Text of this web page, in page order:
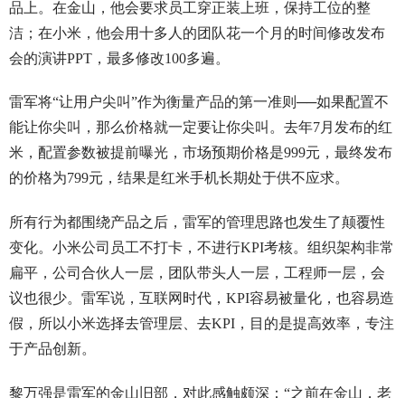
品上。在金山，他会要求员工穿正装上班，保持工位的整
洁；在小米，他会用十多人的团队花一个月的时间修改发布
会的演讲PPT，最多修改100多遍。
雷军将“让用户尖叫”作为衡量产品的第一准则──如果配置不
能让你尖叫，那么价格就一定要让你尖叫。去年7月发布的红
米，配置参数被提前曝光，市场预期价格是999元，最终发布
的价格为799元，结果是红米手机长期处于供不应求。
所有行为都围绕产品之后，雷军的管理思路也发生了颠覆性
变化。小米公司员工不打卡，不进行KPI考核。组织架构非常
扁平，公司合伙人一层，团队带头人一层，工程师一层，会
议也很少。雷军说，互联网时代，KPI容易被量化，也容易造
假，所以小米选择去管理层、去KPI，目的是提高效率，专注
于产品创新。
黎万强是雷军的金山旧部，对此感触颇深：“之前在金山，老